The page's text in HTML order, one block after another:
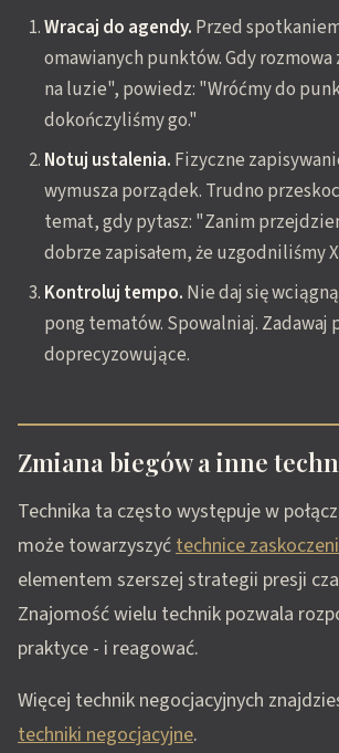
Wracaj do agendy. Przed
omawianych punktów. Gdy rozmowa
na luzie", powiedz: "Wróćmy do
dokończyliśmy go."
Notuj ustalenia. Fizyczne
wymusza porządek. Trudno
temat, gdy pytasz: "Zanim
dobrze zapisałem, że uzgodniliśmy
Kontroluj tempo. Nie daj się
pong tematów. Spowalniaj. Zadawaj
doprecyzowujące.
Zmiana biegów a inne
Technika ta często występuje w
może towarzyszyćtechnice
elementem szerszej strategii presji
Znajomość wielu technik pozwala
praktyce - i reagować.
Więcej technik negocjacyjnych
techniki negocjacyjne.